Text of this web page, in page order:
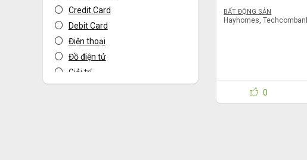
Credit Card
Debit Card
Điện thoại
Đồ điện tử
Giải trí
BẤT ĐỘNG SẢN
Hayhomes,
0